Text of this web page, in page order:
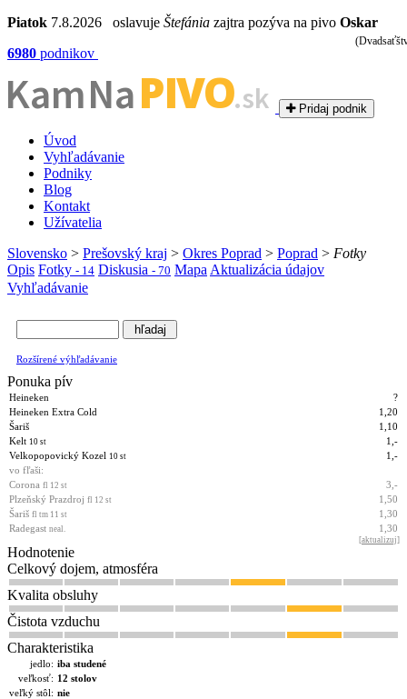
Piatok 7.8.2026 oslavuje Štefánia zajtra pozýva na pivo Oskar
6980 podnikov
Kam NaPIVO.sk Pridaj podnik
Úvod
Vyhľadávanie
Podniky
Blog
Kontakt
Užívatelia
Slovensko > Prešovský kraj > Okres Poprad > Poprad > Fotky
Opis Fotky - 14 Diskusia - 70 Mapa Aktualizácia údajov
Vyhľadávanie
Rozšírené výhľadávanie
Ponuka pív
Heineken
?
Heineken Extra Cold
1,20
Šariš
1,10
Kelt 10 st
1,-
Velkopopovický Kozel 10 st
1,-
vo fľaši:
Corona fl 12 st
3,-
Plzeňský Prazdroj fl 12 st
1,50
Šariš fl tm 11 st
1,30
Radegast neal. 1,30
[aktualizuj]
Hodnotenie
Celkový dojem, atmosféra
Kvalita obsluhy
Čistota vzduchu
Charakteristika
jedlo: iba studené
veľkosť: 12 stolov
veľký stôl: nie